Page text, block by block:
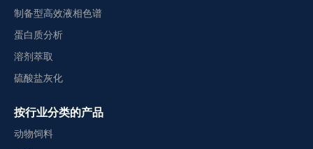
制备型高效液相色谱
蛋白质分析
溶剂萃取
硫酸盐灰化
按行业分类的产品
动物饲料